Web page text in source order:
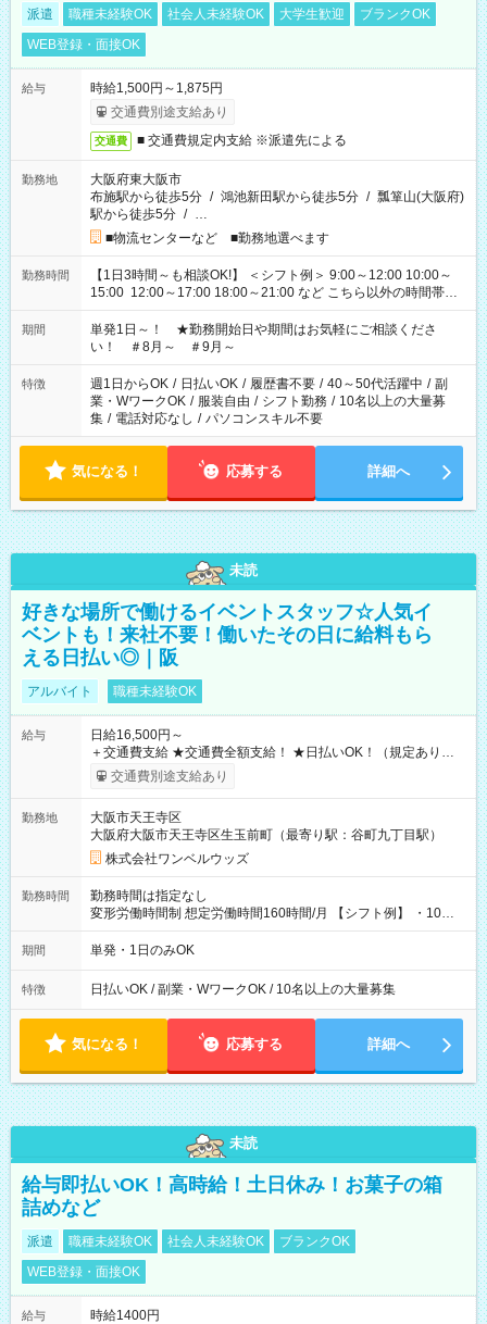
派遣 職種未経験OK 社会人未経験OK 大学生歓迎
ブランクOK
WEB登録・面接OK
給与
時給1,500円～1,875円
交通費別途支給あり
交通費 ■ 交通費規定内支給 ※派遣先による
勤務地
大阪府東大阪市
布施駅から徒歩5分 / 鴻池新田駅から徒歩5分 / 瓢箪山(大阪府)
駅から徒歩5分 / …
■物流センターなど ■勤務地選べます
勤務時間
【1日3時間～も相談OK!】 ＜シフト例＞ 9:00～12:00 10:00～
15:00 12:00～17:00 18:00～21:00 など こちら以外の時間帯も
お気軽にご相談ください！
期間
単発1日～！ ★勤務開始日や期間はお気軽にご相談くださ
い！ ＃8月～ ＃9月～
特徴 週1日からOK / 日払いOK / 履歴書不要 / 40～50代活躍中 / 副
業・WワークOK / 服装自由 / シフト勤務 / 10名以上の大量募
集 / 電話対応なし / パソコンスキル不要
気になる！ 応募する 詳細へ
未読
好きな場所で働けるイベントスタッフ☆人気イ
ベントも！来社不要！働いたその日に給料もら
える日払い◎｜阪
アルバイト 職種未経験OK
給与
日給16,500円～
＋交通費支給 ★交通費全額支給！ ★日払いOK！（規定あり） ┗
働いたその日に現金GET♪ お仕事後はコンビニATMから 日払
交通費別途支給あり
勤務地
大阪市天王寺区
大阪府大阪市天王寺区生玉前町（最寄り駅：谷町九丁目駅）
株式会社ワンベルウッズ
勤務時間
勤務時間は指定なし
変形労働時間制 想定労働時間160時間/月 【シフト例】 ・10：
00～20：00
期間 単発・1日のみOK
特徴 日払いOK / 副業・WワークOK / 10名以上の大量募集
気になる！ 応募する 詳細へ
未読
給与即払いOK！高時給！土日休み！お菓子の箱
詰めなど
派遣 職種未経験OK 社会人未経験OK
ブランクOK
WEB登録・面接OK
給与
時給1400円